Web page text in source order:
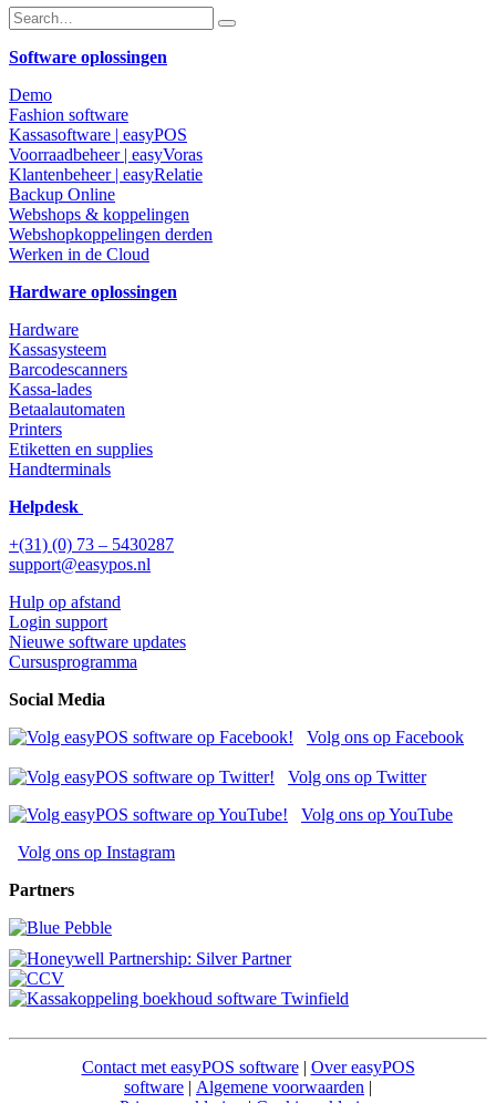
Software oplossingen
Demo
Fashion software
Kassasoftware | easyPOS
Voorraadbeheer | easyVoras
Klantenbeheer | easyRelatie
Backup Online
Webshops & koppelingen
Webshopkoppelingen derden
Werken in de Cloud
Hardware oplossingen
Hardware
Kassasysteem
Barcodescanners
Kassa-lades
Betaalautomaten
Printers
Etiketten en supplies
Handterminals
Helpdesk
+(31) (0) 73 – 5430287
support@easypos.nl
Hulp op afstand
Login support
Nieuwe software updates
Cursusprogramma
Social Media
Volg ons op Facebook
Volg ons op Twitter
Volg ons op YouTube
Volg ons op Instagram
Partners
Contact met easyPOS software| Over easyPOS
software | Algemene voorwaarden |